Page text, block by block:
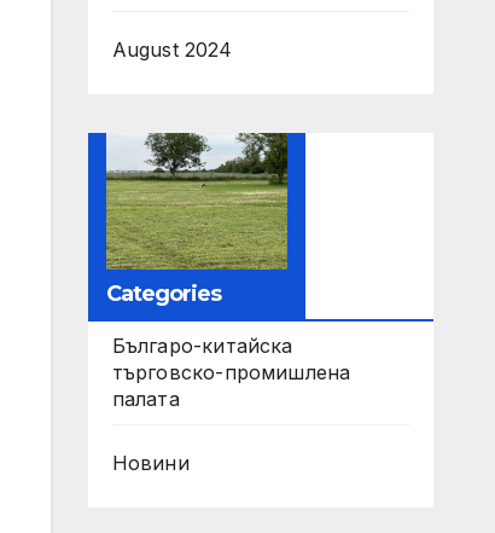
August 2024
Categories
Българо-китайска
търговско-промишлена
палата
Новини